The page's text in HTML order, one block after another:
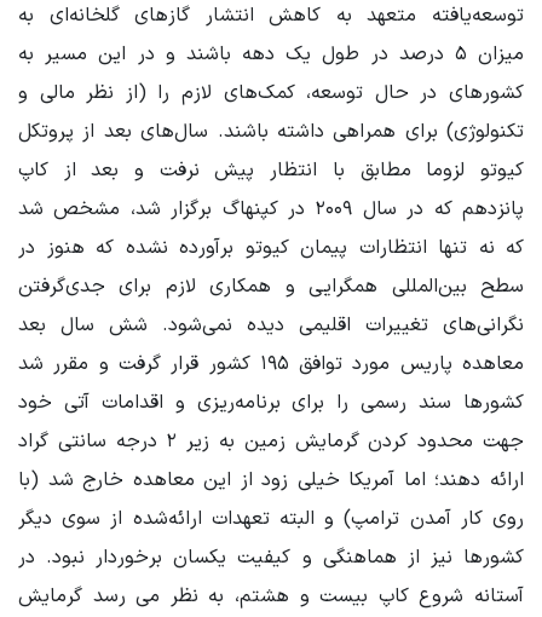
توسعه‌یافته متعهد به کاهش انتشار گازهای گلخانه‌ای به
میزان ۵ درصد در طول یک دهه باشند و در این مسیر به
کشورهای در حال توسعه، کمک‌های لازم را (از نظر مالی و
تکنولوژی) برای همراهی داشته باشند. سال‌های بعد از پروتکل
کیوتو لزوما مطابق با انتظار پیش نرفت و بعد از کاپ
پانزدهم که در سال ۲۰۰۹ در کپنهاگ برگزار شد، مشخص شد
که نه تنها انتظارات پیمان کیوتو برآورده نشده که هنوز در
سطح بین‌المللی همگرایی و همکاری لازم برای جدی‌گرفتن
نگرانی‌های تغییرات اقلیمی دیده نمی‌شود. شش سال بعد
معاهده پاریس مورد توافق ۱۹۵ کشور قرار گرفت و مقرر شد
کشورها سند رسمی را برای برنامه‌ریزی و اقدامات آتی خود
جهت محدود کردن گرمایش زمین به زیر ۲ درجه سانتی گراد
ارائه دهند؛ اما آمریکا خیلی زود از این معاهده خارج شد (با
روی کار آمدن ترامپ) و البته تعهدات ارائه‌شده از سوی دیگر
کشورها نیز از هماهنگی و کیفیت یکسان برخوردار نبود. در
آستانه شروع کاپ بیست و هشتم، به نظر می رسد گرمایش